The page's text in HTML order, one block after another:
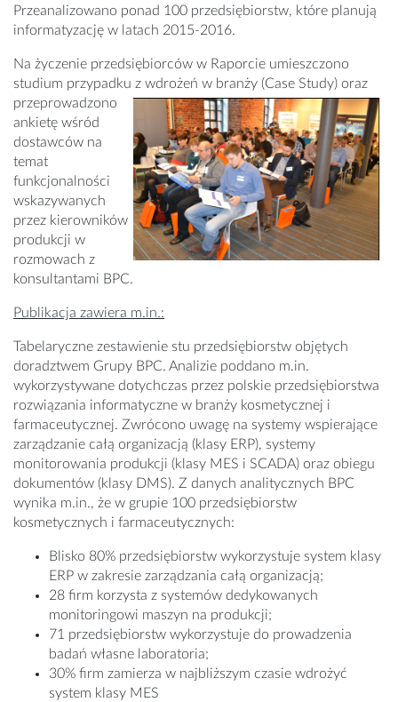
Przeanalizowano ponad 100 przedsiębiorstw, które planują
informatyzację w latach 2015-2016.
Na życzenie przedsiębiorców w Raporcie umieszczono
studium przypadku z wdrożeń w branży (Case Study) oraz
przeprowadzono
ankietę wśród
dostawców na
temat
funkcjonalności
wskazywanych
przez kierowników
produkcji w
rozmowach z
konsultantami BPC.
Publikacja zawiera m.in.:
Tabelaryczne zestawienie stu przedsiębiorstw objętych
doradztwem Grupy BPC. Analizie poddano m.in.
wykorzystywane dotychczas przez polskie przedsiębiorstwa
rozwiązania informatyczne w branży kosmetycznej i
farmaceutycznej. Zwrócono uwagę na systemy wspierające
zarządzanie całą organizacją (klasy ERP), systemy
monitorowania produkcji (klasy MES i SCADA) oraz obiegu
dokumentów (klasy DMS). Z danych analitycznych BPC
wynika m.in., że w grupie 100 przedsiębiorstw
kosmetycznych i farmaceutycznych:
Blisko 80% przedsiębiorstw wykorzystuje system klasy
ERP w zakresie zarządzania całą organizacją;
28 firm korzysta z systemów dedykowanych
monitoringowi maszyn na produkcji;
71 przedsiębiorstw wykorzystuje do prowadzenia
badań własne laboratoria;
30% firm zamierza w najbliższym czasie wdrożyć
system klasy MES